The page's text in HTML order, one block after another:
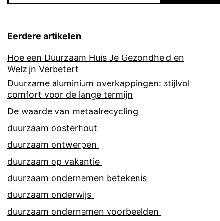
Eerdere artikelen
Hoe een Duurzaam Huis Je Gezondheid en
Welzijn Verbetert
Duurzame aluminium overkappingen: stijlvol
comfort voor de lange termijn
De waarde van metaalrecycling
duurzaam oosterhout
duurzaam ontwerpen
duurzaam op vakantie
duurzaam ondernemen betekenis
duurzaam onderwijs
duurzaam ondernemen voorbeelden